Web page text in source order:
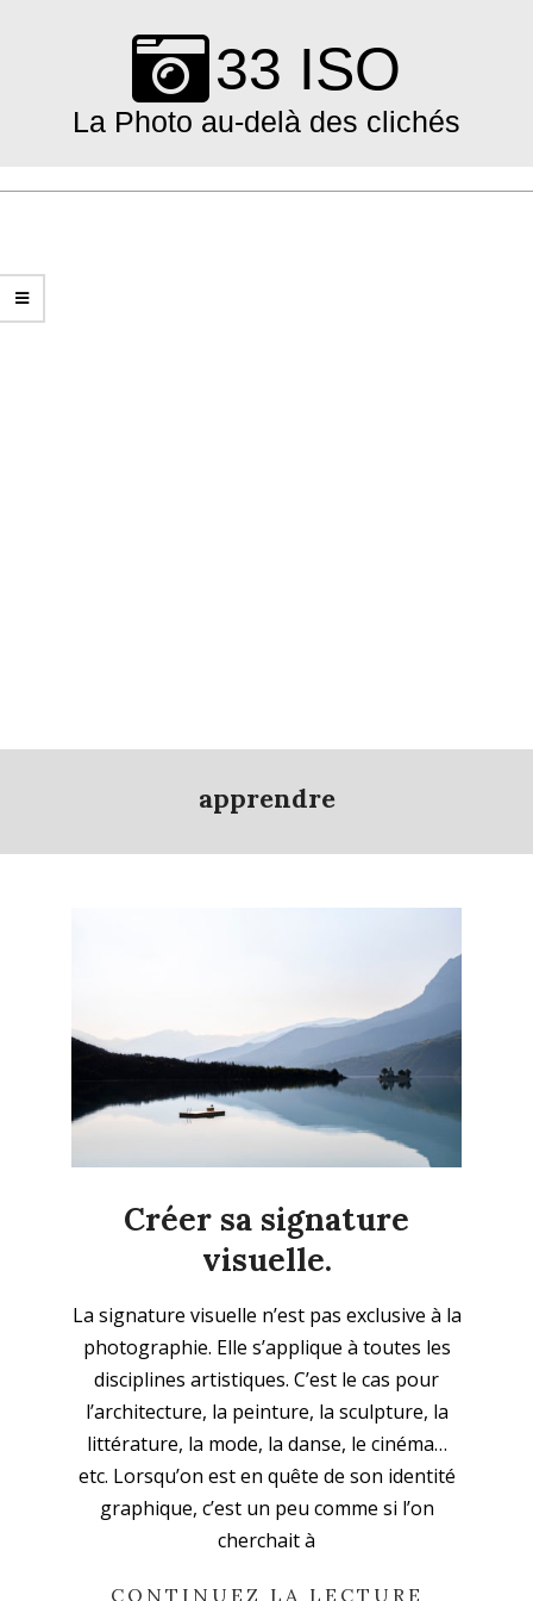
33 ISO
La Photo au-delà des clichés
Primary
apprendre
Créer sa signature
visuelle.
08-
03
La signature visuelle n’est pas exclusive à la
photographie. Elle s’applique à toutes les
disciplines artistiques. C’est le cas pour
l’architecture, la peinture, la sculpture, la
littérature, la mode, la danse, le cinéma…
etc. Lorsqu’on est en quête de son identité
graphique, c’est un peu comme si l’on
cherchait à
CONTINUEZ LA LECTURE